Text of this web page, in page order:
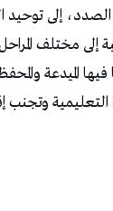
إلى توحيد
إلى مختلف
الميدعة
التعليمية وتجنب